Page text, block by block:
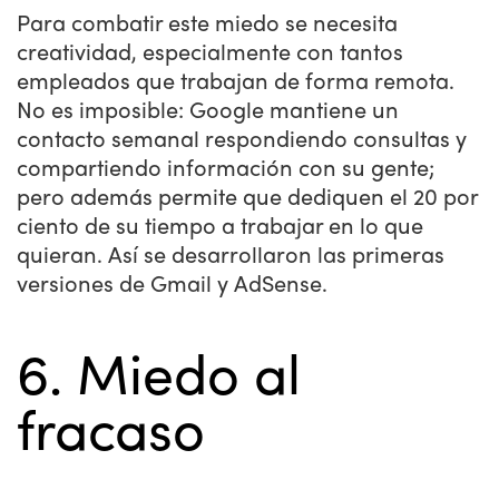
Para combatir este miedo se necesita
creatividad, especialmente con tantos
empleados que trabajan de forma remota.
No es imposible: Google mantiene un
contacto semanal respondiendo consultas y
compartiendo información con su gente;
pero además permite que dediquen el 20 por
ciento de su tiempo a trabajar en lo que
quieran. Así se desarrollaron las primeras
versiones de Gmail y AdSense.
6. Miedo al
fracaso